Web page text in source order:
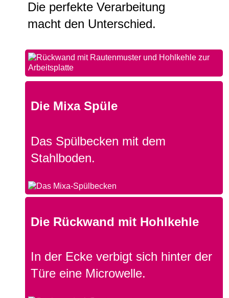
Die perfekte Verarbeitung
macht den Unterschied.
Die Mixa Spüle
Das Spülbecken mit dem
Stahlboden.
Die Rückwand mit Hohlkehle
In der Ecke verbigt sich hinter der
Türe eine Microwelle.